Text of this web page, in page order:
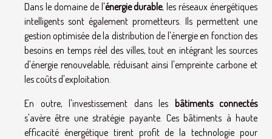
Dans le domaine de l'énergie durable, les réseaux énergétiques
intelligents sont également prometteurs. Ils permettent une
gestion optimisée de la distribution de l'énergie en fonction des
besoins en temps réel des villes, tout en intégrant les sources
d'énergie renouvelable, réduisant ainsi l'empreinte carbone et
les coûts d'exploitation.
En outre, l'investissement dans les bâtiments connectés
s'avère être une stratégie payante. Ces bâtiments à haute
efficacité énergétique tirent profit de la technologie pour